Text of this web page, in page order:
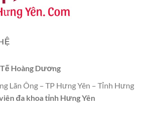
Hoàng Dương
Lãn Ông – TP Hưng Yên – Tỉnh Hưng
đa khoa tỉnh Hưng Yên